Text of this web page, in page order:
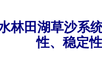
林田湖草沙系
性、稳定